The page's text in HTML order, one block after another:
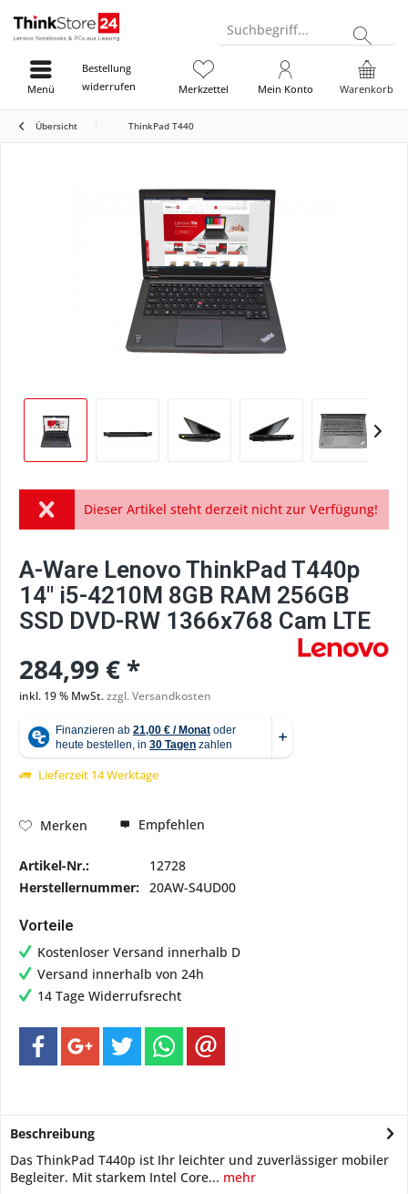
Suchbegriff...
Bestellung
widerrufen
Warenkorb
Merkzettel Mein Konto
Menü
Übersicht ThinkPad T440
Dieser Artikel steht derzeit nicht zur Verfügung!
A-Ware Lenovo ThinkPad T440p
14" i5-4210M 8GB RAM 256GB
SSD DVD-RW 1366x768 Cam LTE
284,99 € *
inkl. 19 % MwSt.zzgl. Versandkosten
Lieferzeit 14 Werktage
Merken Empfehlen
Artikel-Nr.:
12728
Herstellernummer: 20AW-S4UD00
Vorteile
Kostenloser Versand innerhalb D
Versand innerhalb von 24h
14 Tage Widerrufsrecht
Beschreibung
Das ThinkPad T440p ist Ihr leichter und zuverlässiger mobiler
Begleiter. Mit starkem Intel Core... mehr